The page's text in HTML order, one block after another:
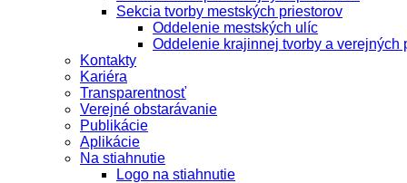
Sekcia tvorby mestských priestorov
Oddelenie mestských ulíc
Oddelenie krajinnej tvorby a verejných
Kontakty
Kariéra
Transparentnosť
Verejné obstarávanie
Publikácie
Aplikácie
Na stiahnutie
Logo na stiahnutie